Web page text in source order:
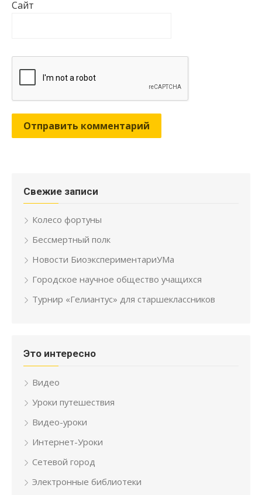
Сайт
Свежие записи
Колесо фортуны
Бессмертный полк
Новости БиоэкспериментариУМа
Городское научное общество учащихся
Турнир «Гелиантус» для старшеклассников
Это интересно
Видео
Уроки путешествия
Видео-уроки
Интернет-Уроки
Сетевой город
Электронные библиотеки